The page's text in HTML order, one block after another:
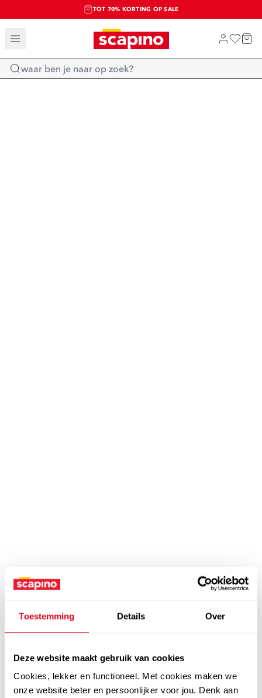
Toestemming Details Over
Deze website maakt gebruik van cookies
Cookies, lekker en functioneel. Met cookies maken we
onze website beter en persoonlijker voor jou. Denk aan
TOT 70% KORTING OP SALE
SALE: LAATSTE KANS!
SHOP NIEUW
Home